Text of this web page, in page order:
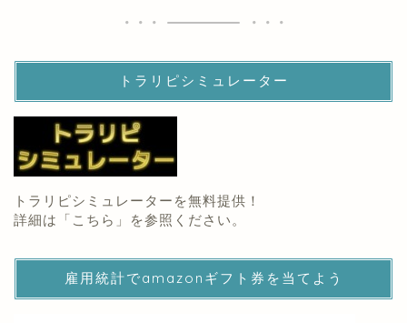
トラリピシミュレーター
トラリピシミュレーターを無料提供！
詳細は「 こちら 」を参照ください。
雇用統計でamazonギフト券を当てよう